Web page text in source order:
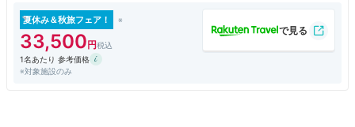
夏休み＆秋旅フェア！
33,500
1名あたり 参考価格
※対象施設のみ